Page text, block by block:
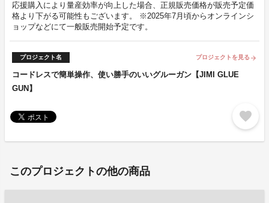
応援購入により量産効率が向上した場合、正規販売価格が販売予定価
格より下がる可能性もございます。 ※2025年7月頃からオンラインシ
ョップなどにて一般販売開始予定です。
プロジェクト名 プロジェクトを見る arrow_forward
コードレスで簡単操作、使い勝手のいいグルーガン【JIMI GLUE
GUN】
favorite
このプロジェクトの他の商品